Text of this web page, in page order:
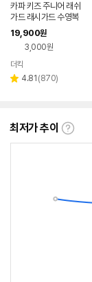
카파 키즈 주니어 래쉬
가드 래시가드 수영복
루즈핏
19,900원
3,000원
페이
더킥
별 4.81 리
(870)
최저가 추이
최
란?